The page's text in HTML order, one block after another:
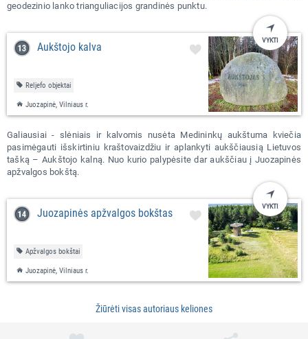
geodezinio lanko trianguliacijos grandinės punktu.
Aukštojo kalva
Reljefo objektai
Juozapinė, Vilniaus r.
VYKTI
Galiausiai - slėniais ir kalvomis nusėta Medininkų aukštuma kviečia
pasimėgauti išskirtiniu kraštovaizdžiu ir aplankyti aukščiausią Lietuvos
tašką – Aukštojo kalną. Nuo kurio palypėsite dar aukščiau į Juozapinės
apžvalgos bokštą.
Juozapinės apžvalgos bokštas
Apžvalgos bokštai
Juozapinė, Vilniaus r.
VYKTI
Žiūrėti visas autoriaus keliones